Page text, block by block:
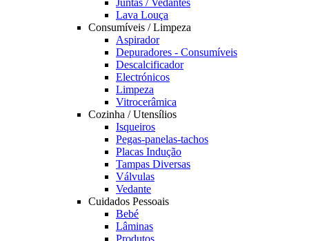
Juntas / Vedantes
Lava Louça
Consumíveis / Limpeza
Aspirador
Depuradores - Consumíveis
Descalcificador
Electrónicos
Limpeza
Vitrocerâmica
Cozinha / Utensílios
Isqueiros
Pegas-panelas-tachos
Placas Indução
Tampas Diversas
Válvulas
Vedante
Cuidados Pessoais
Bebé
Lâminas
Produtos